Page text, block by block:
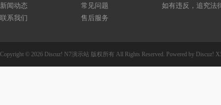
新闻动态
联系我们
常见问题
售后服务
如有违反，追究法
Copyright © 2026 Discuz! N7演示站 版权所有 All Rights Reserved. Powered by Discuz!